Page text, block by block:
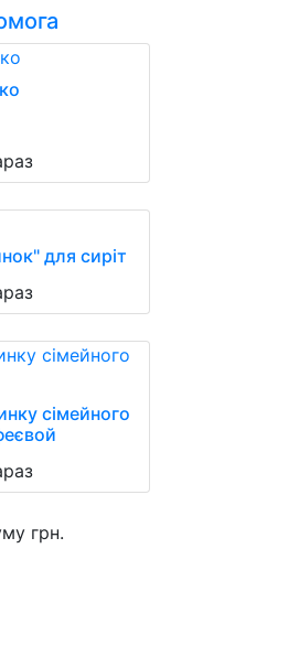
для сиріт
сімейного
грн.